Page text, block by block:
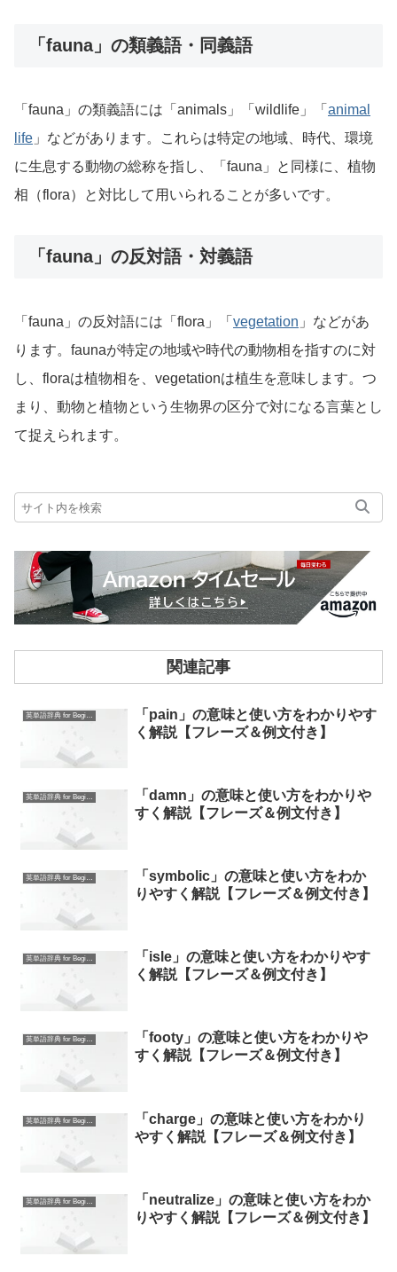
「fauna」の類義語・同義語
「fauna」の類義語には「animals」「wildlife」「 animal
life 」などがあります。これらは特定の地域、時代、環境
に生息する動物の総称を指し、「fauna」と同様に、植物
相（flora）と対比して用いられることが多いです。
「fauna」の反対語・対義語
「fauna」の反対語には「flora」「 vegetation 」などがあ
ります。faunaが特定の地域や時代の動物相を指すのに対
し、floraは植物相を、vegetationは植生を意味します。つ
まり、動物と植物という生物界の区分で対になる言葉とし
て捉えられます。
関連記事
英単語辞典 for Beginners
「pain」の意味と使い方をわかりやす
く解説【フレーズ＆例文付き】
英単語辞典 for Beginners
「damn」の意味と使い方をわかりや
すく解説【フレーズ＆例文付き】
英単語辞典 for Beginners
「symbolic」の意味と使い方をわか
りやすく解説【フレーズ＆例文付き】
英単語辞典 for Beginners
「isle」の意味と使い方をわかりやす
く解説【フレーズ＆例文付き】
英単語辞典 for Beginners
「footy」の意味と使い方をわかりや
すく解説【フレーズ＆例文付き】
英単語辞典 for Beginners
「charge」の意味と使い方をわかり
やすく解説【フレーズ＆例文付き】
英単語辞典 for Beginners
「neutralize」の意味と使い方をわか
りやすく解説【フレーズ＆例文付き】